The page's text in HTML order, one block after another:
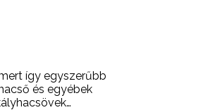
így egyszerűbb
és egyébek